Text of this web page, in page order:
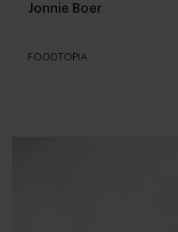
Jonnie Boer
FOODTOPIA